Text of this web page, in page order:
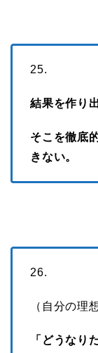
25.
結果を作り
そこを徹底
きない。
26.
（自分の理
「どうなり